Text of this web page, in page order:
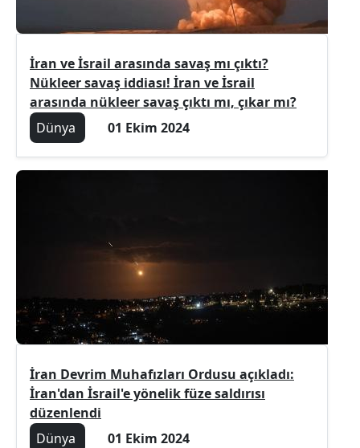
İran ve İsrail arasında savaş mı çıktı?
Nükleer savaş iddiası! İran ve İsrail
arasında nükleer savaş çıktı mı, çıkar mı?
Dünya
01 Ekim 2024
İran Devrim Muhafızları Ordusu açıkladı:
İran'dan İsrail'e yönelik füze saldırısı
düzenlendi
Dünya
01 Ekim 2024